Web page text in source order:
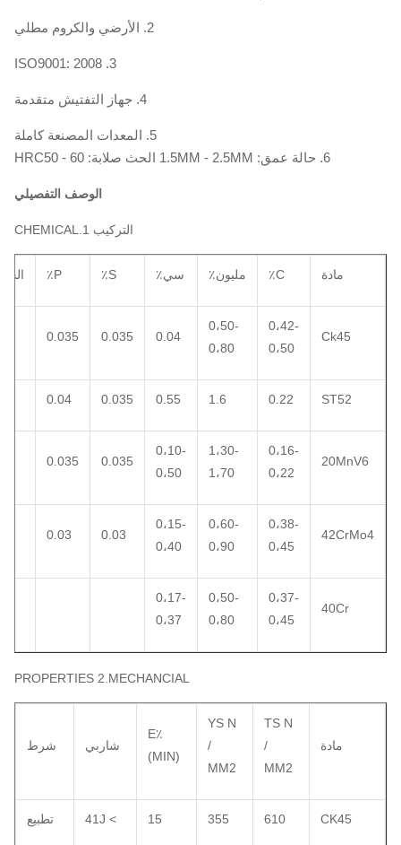
2. الأرضي والكروم مطلي
3. ISO9001: 2008
4. جهاز التفتيش متقدمة
5. المعدات المصنعة كاملة
6. حالة عمق: 1.5MM - 2.5MM الحث صلابة: HRC50 - 60
الوصف التفصيلي
التركيب 1.CHEMICAL
مادة C٪ مليون٪ سي٪ S٪ P٪
Ck45
0،42-
0،50
0،50-
0،80
0.04
0.035
0.035
ST52
0.22
1.6
0.55
0.035
0.04
20MnV6
0،16-
0،22
1،30-
1،70
0،10-
0،50
0.035
0.035
42CrMo4
0،38-
0،45
0،60-
0،90
0،15-
0،40
0.03
0.03
40Cr
0،37-
0،45
0،50-
0،80
0،17-
0،37
PROPERTIES 2.MECHANCIAL
مادة
TS N
/
MM2
YS N
/
MM2
E٪
(MIN)
شاربي شرط
CK45
610
355
15
> 41J تطبيع